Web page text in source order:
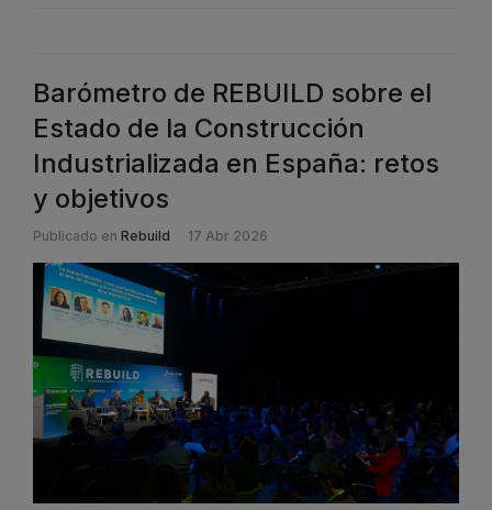
Barómetro de REBUILD sobre el
Estado de la Construcción
Industrializada en España: retos
y objetivos
Publicado en Rebuild 17 Abr 2026